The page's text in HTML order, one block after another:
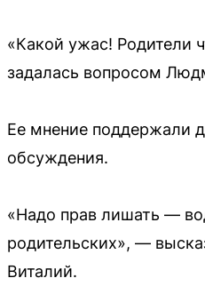
«Какой ужас! Родители
задалась вопросом
Ее мнение поддержали
обсуждения.
«Надо прав лишать —
родительских», —
Виталий.